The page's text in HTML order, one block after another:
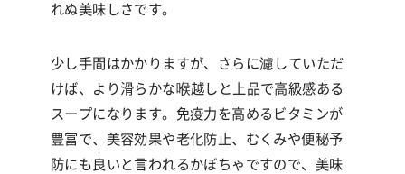
れぬ美味しさです。
少し手間はかかりますが、さらに濾していただ
けば、より滑らかな喉越しと上品で高級感ある
スープになります。免疫力を高めるビタミンが
豊富で、美容効果や老化防止、むくみや便秘予
防にも良いと言われるかぼちゃですので、美味